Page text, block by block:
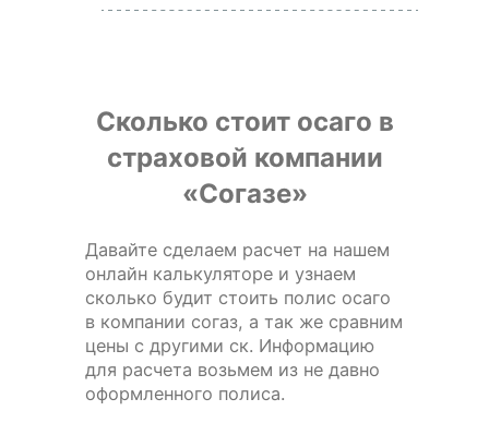
Сколько стоит осаго в
страховой компании
«Согазе»
Давайте сделаем расчет на нашем
онлайн калькуляторе и узнаем
сколько будит стоить полис осаго
в компании согаз, а так же сравним
цены с другими ск. Информацию
для расчета возьмем из не давно
оформленного полиса.